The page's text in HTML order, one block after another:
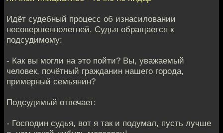
Идёт судебный процесс об изнасиловании
несовершеннолетней. Судья обращается к
подсудимому:
- Как вы могли на это пойти? Вы, уважаемый
человек, почётный гражданин нашего города,
примерный семьянин?
Подсудимый отвечает:
- Господин судья, вот я так и подумал, пусть лучше